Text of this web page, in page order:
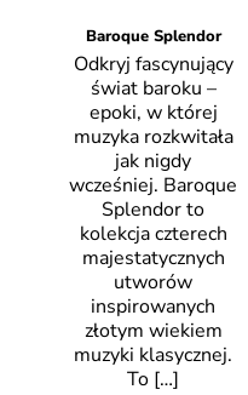
Baroque Splendor
Odkryj fascynujący
świat baroku –
epoki, w której
muzyka rozkwitała
jak nigdy
wcześniej. Baroque
Splendor to
kolekcja czterech
majestatycznych
utworów
inspirowanych
złotym wiekiem
muzyki klasycznej.
To […]